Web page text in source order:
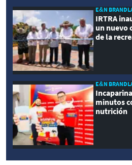
E&N
IRTRA
un nuevo
de la
E&N
minutos
nutrición